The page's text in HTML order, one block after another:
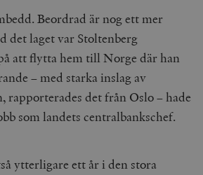
Beordrad är nog ett mer
det laget var Stoltenberg
att flytta hem till Norge där han
– med starka inslag av
rapporterades det från Oslo – hade
som landets centralbankschef.
ytterligare ett år i den stora